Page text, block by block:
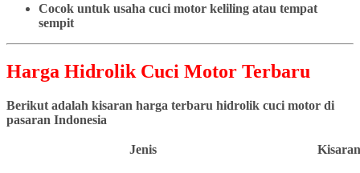
Cocok untuk usaha cuci motor keliling atau tempat
sempit
Harga Hidrolik Cuci Motor Terbaru
Berikut adalah kisaran harga terbaru hidrolik cuci motor di
pasaran Indonesia
Jenis